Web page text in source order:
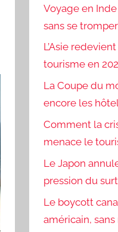
Voyage en
sans se tromper
L’Asie
tourisme en
La Coupe du
encore les
Comment la
menace le
Le Japon
pression du
Le boycott
américain,